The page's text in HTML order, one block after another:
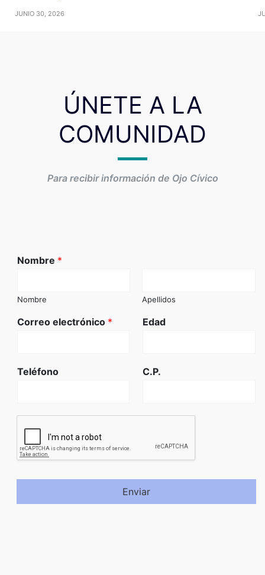
JUNIO 30, 2026
ÚNETE A LA
COMUNIDAD
Para recibir información de Ojo Cívico
Nombre *
Nombre Apellidos
Correo electrónico * Edad
Teléfono C.P.
Enviar